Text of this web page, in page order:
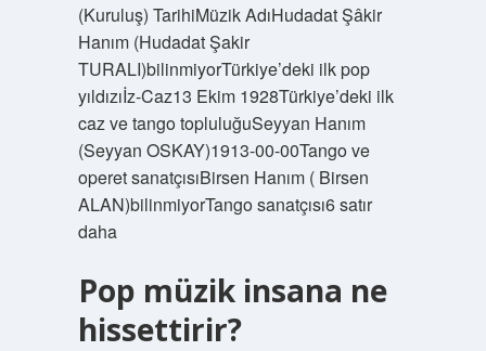
(Kuruluş) TarihiMüzik AdıHudadat Şâkir
Hanım (Hudadat Şakir
TURALI)bilinmiyorTürkiye’deki ilk pop
yıldızıİz-Caz13 Ekim 1928Türkiye’deki ilk
caz ve tango topluluğuSeyyan Hanım
(Seyyan OSKAY)1913-00-00Tango ve
operet sanatçısıBirsen Hanım ( Birsen
ALAN)bilinmiyorTango sanatçısı6 satır
daha
Pop müzik insana ne
hissettirir?